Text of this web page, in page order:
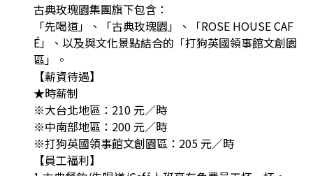
古典玫瑰園集團旗下包含：
「先喝道」、「古典玫瑰園」、「ROSE HOUSE CAF
É」、以及與文化景點結合的「打狗英國領事館文創園
區」。
【薪資待遇】
★時薪制
※大台北地區：210 元／時
※中南部地區：200 元／時
※打狗英國領事館文創園區：205 元／時
【員工福利】